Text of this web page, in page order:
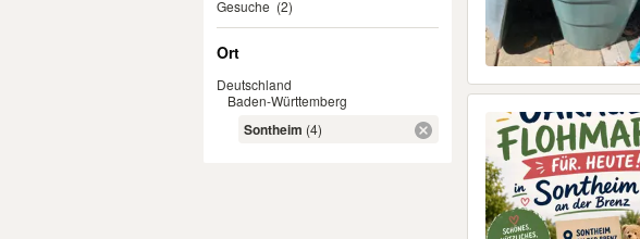
Gesuche (2)
Ort
Deutschland
Baden-Württemberg
Sontheim (4)